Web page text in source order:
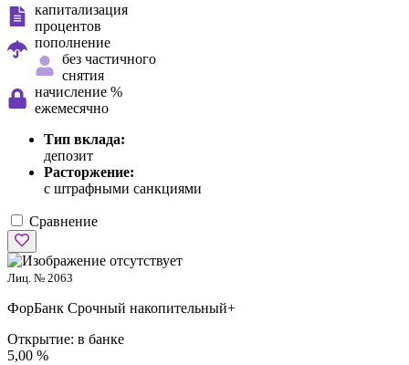
капитализация
процентов
пополнение
без частичного
снятия
начисление %
ежемесячно
Тип вклада:
депозит
Расторжение:
с штрафными санкциями
Сравнение
Лиц. № 2063
ФорБанк Срочный накопительный+
Открытие: в банке
5,00 %